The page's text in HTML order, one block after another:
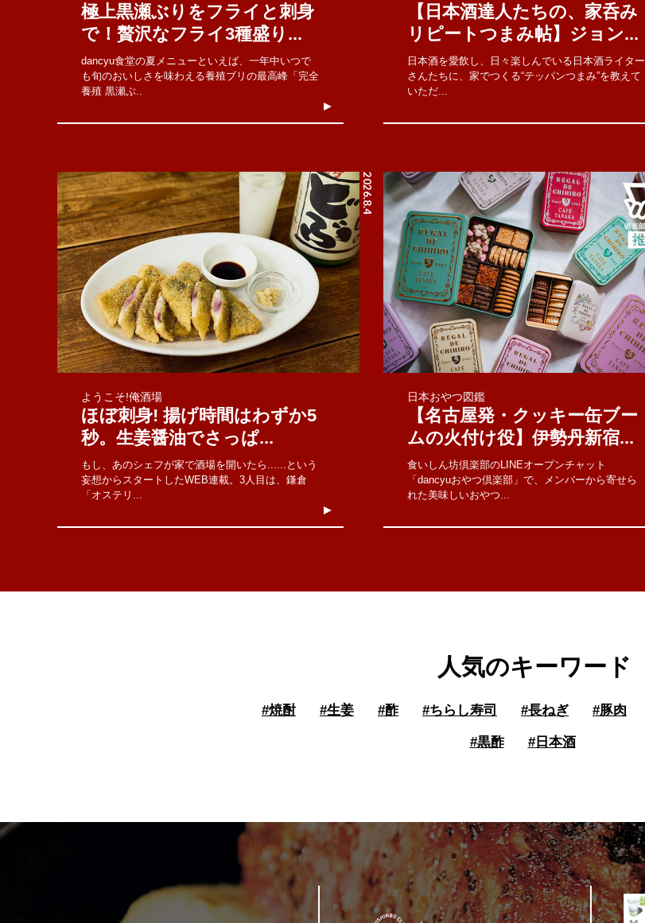
極上黒瀬ぶりをフライと刺身
で！贅沢なフライ3種盛り...
dancyu食堂の夏メニューといえば、一年中いつで
も旬のおいしさを味わえる養殖ブリの最高峰「完全
養殖 黒瀬ぶ..
【日本酒達人たちの、家呑み
リピートつまみ帖】ジョン...
日本酒を愛飲し、日々楽しんでいる日本酒ライター
さんたちに、家でつくる“テッパンつまみ”を教えて
いただ...
2026.8.4
ようこそ!俺酒場
ほぼ刺身! 揚げ時間はわずか5
秒。生姜醤油でさっぱ...
もし、あのシェフが家で酒場を開いたら......という
妄想からスタートしたWEB連載。3人目は、鎌倉
「オステリ...
日本おやつ図鑑
【名古屋発・クッキー缶ブー
ムの火付け役】伊勢丹新宿...
食いしん坊倶楽部のLINEオープンチャット
「dancyuおやつ倶楽部」で、メンバーから寄せら
れた美味しいおやつ...
人気のキーワード
#焼酎 #生姜 #酢 #ちらし寿司 #長ねぎ #豚肉
#黒酢 #日本酒